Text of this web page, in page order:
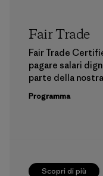
Scopri di più
Fair Trade
Fair Trade
pagare salari
parte della
Programma